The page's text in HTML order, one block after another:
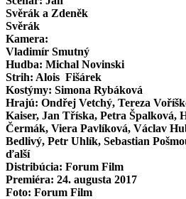
Svěrák a Zdeněk
Svěrák
Kamera:
Vladimír Smutný
Hudba: Michal Novinski
Strih: Alois Fišárek
Kostýmy: Simona Rybáková
Hrajú: Ondřej Vetchý, Tereza
Kaiser, Jan Tříska, Petra Špalková,
Čermák, Viera Pavlíková, Václav
Bedlivý, Petr Uhlík, Sebastian
ďalší
Distribúcia: Forum Film
Premiéra: 24. augusta 2017
Foto: Forum Film